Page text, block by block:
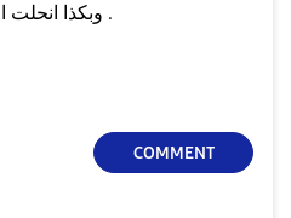
galaxy store. وبكذا انحلت المشكله لديك .
COMMENT